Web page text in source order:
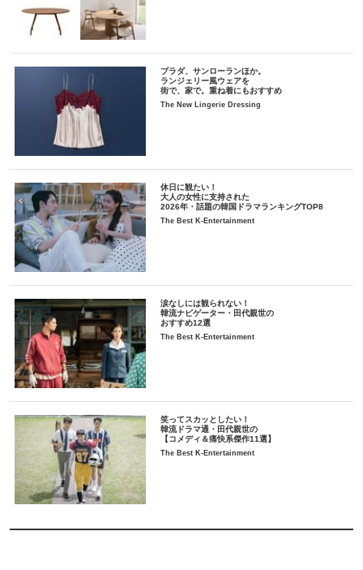
プラダ、サンローランほか。
ランジェリー風ウェアを
街で、家で。重ね着にもおすすめ
The New Lingerie Dressing
休日に観たい！
大人の女性に支持された
2026年・話題の韓国ドラマランキングTOP8
The Best K-Entertainment
涙なしには観られない！
韓流ナビゲーター・田代親世の
おすすめ12選
The Best K-Entertainment
笑ってスカッとしたい！
韓流ドラマ通・田代親世の
【コメディ＆痛快系傑作11選】
The Best K-Entertainment